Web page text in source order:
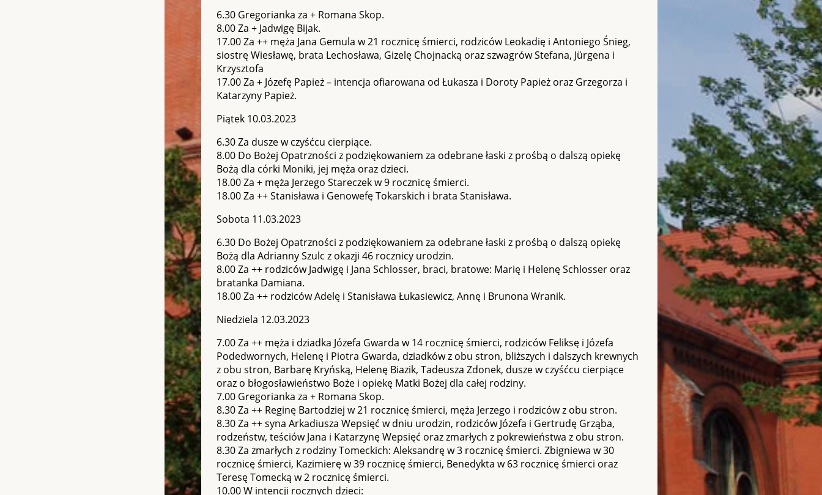
6.30 Gregorianka za + Romana Skop.
8.00 Za + Jadwigę Bijak.
17.00 Za ++ męża Jana Gemula w 21 rocznicę śmierci, rodziców Leokadię i Antoniego Śnieg,
siostrę Wiesławę, brata Lechosława, Gizelę Chojnacką oraz szwagrów Stefana, Jürgena i
Krzysztofa
17.00 Za + Józefę Papież – intencja ofiarowana od Łukasza i Doroty Papież oraz Grzegorza i
Katarzyny Papież.
Piątek 10.03.2023
6.30 Za dusze w czyśćcu cierpiące.
8.00 Do Bożej Opatrzności z podziękowaniem za odebrane łaski z prośbą o dalszą opiekę
Bożą dla córki Moniki, jej męża oraz dzieci.
18.00 Za + męża Jerzego Stareczek w 9 rocznicę śmierci.
18.00 Za ++ Stanisława i Genowefę Tokarskich i brata Stanisława.
Sobota 11.03.2023
6.30 Do Bożej Opatrzności z podziękowaniem za odebrane łaski z prośbą o dalszą opiekę
Bożą dla Adrianny Szulc z okazji 46 rocznicy urodzin.
8.00 Za ++ rodziców Jadwigę i Jana Schlosser, braci, bratowe: Marię i Helenę Schlosser oraz
bratanka Damiana.
18.00 Za ++ rodziców Adelę i Stanisława Łukasiewicz, Annę i Brunona Wranik.
Niedziela 12.03.2023
7.00 Za ++ męża i dziadka Józefa Gwarda w 14 rocznicę śmierci, rodziców Feliksę i Józefa
Podedwornych, Helenę i Piotra Gwarda, dziadków z obu stron, bliższych i dalszych krewnych
z obu stron, Barbarę Kryńską, Helenę Biazik, Tadeusza Zdonek, dusze w czyśćcu cierpiące
oraz o błogosławieństwo Boże i opiekę Matki Bożej dla całej rodziny.
7.00 Gregorianka za + Romana Skop.
8.30 Za ++ Reginę Bartodziej w 21 rocznicę śmierci, męża Jerzego i rodziców z obu stron.
8.30 Za ++ syna Arkadiusza Wepsięć w dniu urodzin, rodziców Józefa i Gertrudę Grząba,
rodzeństw, teściów Jana i Katarzynę Wepsięć oraz zmarłych z pokrewieństwa z obu stron.
8.30 Za zmarłych z rodziny Tomeckich: Aleksandrę w 3 rocznicę śmierci. Zbigniewa w 30
rocznicę śmierci, Kazimierę w 39 rocznicę śmierci, Benedykta w 63 rocznicę śmierci oraz
Teresę Tomecką w 2 rocznicę śmierci.
10.00 W intencji rocznych dzieci: